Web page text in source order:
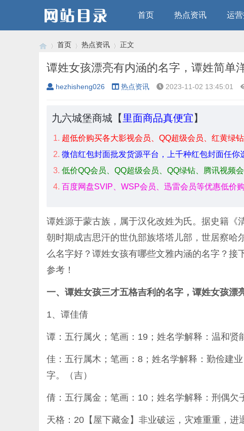
首页 热点资讯 运
›
首页
›
热点资讯
›
正文
谭姓女孩漂亮有内涵的名字，谭姓简单
hezhisheng026 热点资讯 2023-11-02 13:45:01
九六城堡商城【 里面商品真便宜】
超低价购买各大影视会员、QQ超级会员、红黄绿钻
微信红包封面批发货源平台，上千种红包封面任你
低价QQ会员、QQ超级会员、QQ绿钻、腾讯视频
百度网盘SVIP、WSP会员、迅雷会员等优惠低价
谭姓源于蒙古族，属于汉化改姓为氏。据史籍《
朝时期成吉思汗的世仇部族塔塔儿部，世居察
么名字好？谭姓女孩有哪些文雅内涵的名字？
参考！
一、谭姓女孩三才五格吉利的名字，谭姓女孩漂
1、谭佳倩
谭：五行属火；笔画：19；姓名学解释：温和贤
佳：五行属木；笔画：8；姓名学解释：勤俭建
字。（吉）
倩：五行属金；笔画：10；姓名学解释：刑偶欠
天格：20【屋下藏金】非业破运，灾难重重，进